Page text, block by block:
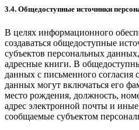
3.4. Общедоступные источники
В целях информационного
создаваться общедоступные
субъектов персональных
адресные книги. В
данных с письменного согласия
данных могут включаться его
место рождения, должность,
адрес электронной почты и
сообщаемые субъектом